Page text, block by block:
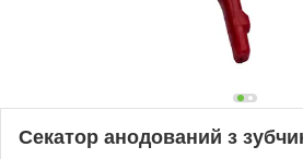
Секатор анодований з